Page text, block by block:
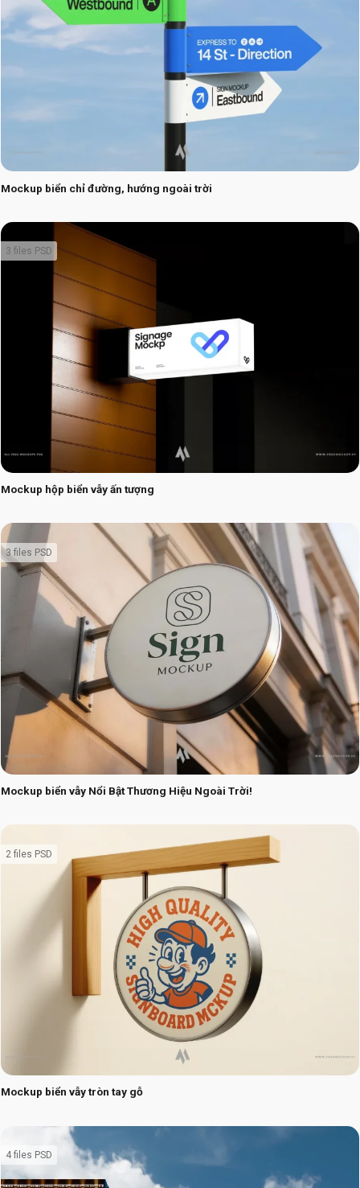
Mockup biển chỉ đường, hướng ngoài trời
Mockup hộp biển vẫy ấn tượng
3 files PSD
Mockup biển vẫy Nổi Bật Thương Hiệu Ngoài Trời!
3 files PSD
Mockup biển vẫy tròn tay gỗ
2 files PSD
4 files PSD